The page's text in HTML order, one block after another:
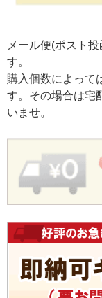
メール便(ポスト
す。
購入個数によって
す。その場合は宅
いませ。